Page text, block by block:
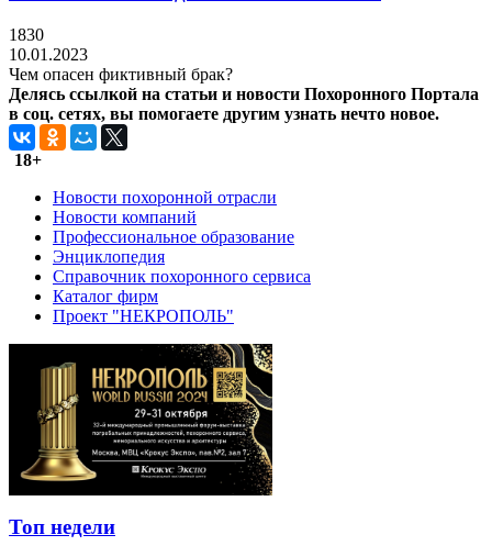
1830
10.01.2023
Чем опасен фиктивный брак?
Делясь ссылкой на статьи и новости Похоронного Портала
в соц. сетях, вы помогаете другим узнать нечто новое.
18+
Новости похоронной отрасли
Новости компаний
Профессиональное образование
Энциклопедия
Справочник похоронного сервиса
Каталог фирм
Проект "НЕКРОПОЛЬ"
Топ недели